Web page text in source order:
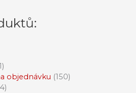
objednávku 150